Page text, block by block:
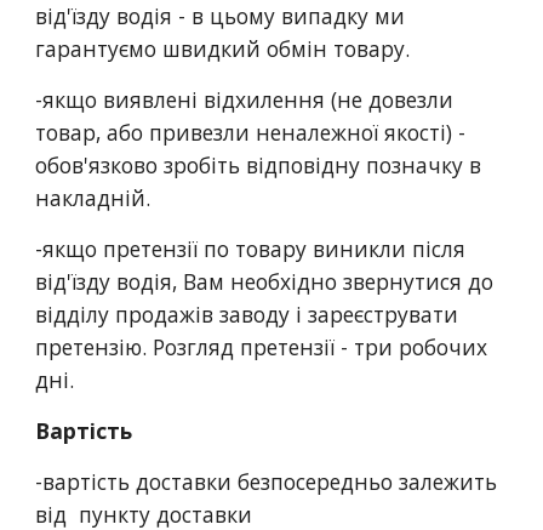
від'їзду водія - в цьому випадку ми
гарантуємо швидкий обмін товару.
-якщо виявлені відхилення (не довезли
товар, або привезли неналежної якості) -
обов'язково зробіть відповідну позначку в
накладній.
-якщо претензії по товару виникли після
від'їзду водія, Вам необхідно звернутися до
відділу продажів заводу і зареєструвати
претензію. Розгляд претензії - три робочих
дні.
Вартість
-вартість доставки безпосередньо залежить
від  пункту доставки